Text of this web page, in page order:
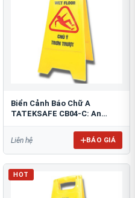
Biển Cảnh Báo Chữ A
TATEKSAFE CB04-C: An
Liên hệ BÁO GIÁ
HOT